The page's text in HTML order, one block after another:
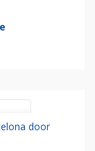
door